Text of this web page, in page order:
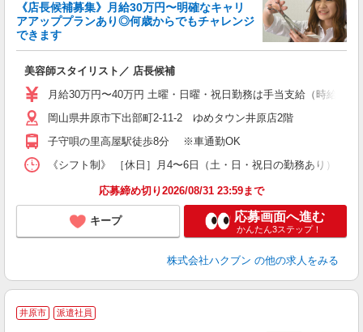
《店長候補募集》月給30万円〜明確なキャリ
アアッププランあり◎何歳からでもチャレンジ
できます
美容師スタイリスト／ 店長候補
月給30万円〜40万円 土曜・日曜・祝日勤務は手当支給（時給換
岡山県井原市下出部町2-11-2 ゆめタウン井原店2階
子守唄の里高屋駅徒歩8分 ※車通勤OK
《シフト制》 ［休日］月4〜6日（土・日・祝日の勤務あり）
応募締め切り2026/08/31 23:59まで
キープ 応募画面へ進む
かんたん3ステップ！
株式会社ハクブン の他の求人をみる
井原市 派遣社員